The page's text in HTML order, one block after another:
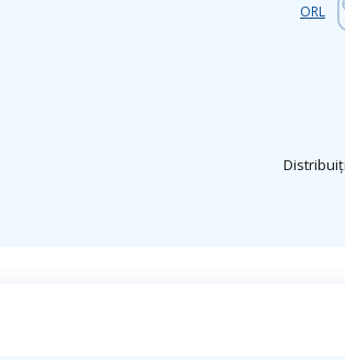
ORL
Distribuiți